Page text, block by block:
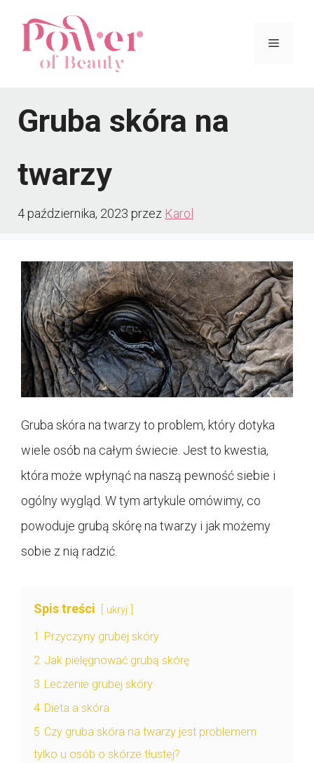
Menu
Gruba skóra na
twarzy
4 października, 2023 przez Karol
Gruba skóra na twarzy to problem, który dotyka
wiele osób na całym świecie. Jest to kwestia,
która może wpłynąć na naszą pewność siebie i
ogólny wygląd. W tym artykule omówimy, co
powoduje grubą skórę na twarzy i jak możemy
sobie z nią radzić.
Spis treści ukryj
1 Przyczyny grubej skóry
2 Jak pielęgnować grubą skórę
3 Leczenie grubej skóry
4 Dieta a skóra
5 Czy gruba skóra na twarzy jest problemem
tylko u osób o skórze tłustej?